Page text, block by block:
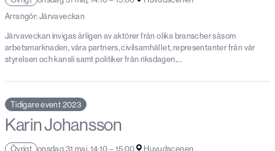
Arrangör: Järvaveckan
Järvaveckan invigas årligen av aktörer från olika branscher såsom
arbetsmarknaden, våra partners, civilsamhället, representanter från vår
styrelsen och kansli samt politiker från riksdagen,…
Tidigare event 2023
Karin Johansson
Övrigt onsdag 31 maj, 14:10 – 15:00
Huvudscenen